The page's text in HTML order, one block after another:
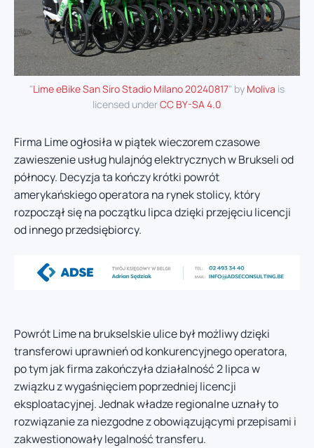
"Lime eBike San Siro Stadio Milano 20240817" by Moliva is
licensed underCC BY-SA 4.0
Firma Lime ogłosiła w piątek wieczorem czasowe
zawieszenie usług hulajnóg elektrycznych w Brukseli od
północy. Decyzja ta kończy krótki powrót
amerykańskiego operatora na rynek stolicy, który
rozpoczął się na początku lipca dzięki przejęciu licencji
od innego przedsiębiorcy.
Powrót Lime na brukselskie ulice był możliwy dzięki
transferowi uprawnień od konkurencyjnego operatora,
po tym jak firma zakończyła działalność 2 lipca w
związku z wygaśnięciem poprzedniej licencji
eksploatacyjnej. Jednak władze regionalne uznały to
rozwiązanie za niezgodne z obowiązującymi przepisami i
zakwestionowały legalność transferu.